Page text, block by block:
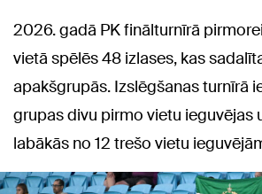
2026. gadā PK finālturnīrā
vietā spēlēs 48 izlases, kas
apakšgrupās. Izslēgšanas turnīrā
grupas divu pirmo vietu ieguvējas
labākās no 12 trešo vietu